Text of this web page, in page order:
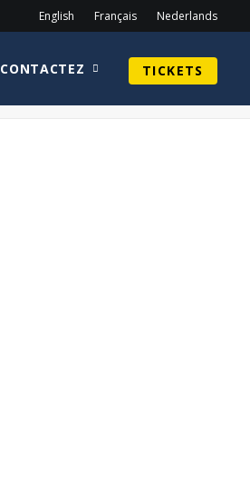
English Français Nederlands
CONTACTEZ TICKETS
Charlie-and-the-chocolate-factory-logo